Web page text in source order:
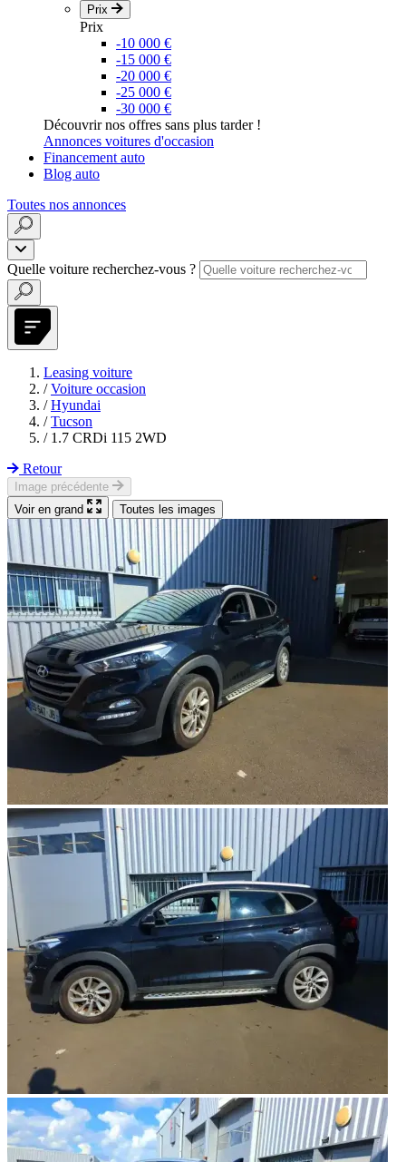
Prix
Prix
-10 000 €
-15 000 €
-20 000 €
-25 000 €
-30 000 €
Découvrir nos offres sans plus tarder !
Annonces voitures d'occasion
Financement auto
Blog auto
Toutes nos annonces
Quelle voiture recherchez-vous ?
Leasing voiture
/ Voiture occasion
/ Hyundai
/ Tucson
/ 1.7 CRDi 115 2WD
Retour
Image précédente
Voir en grand
Toutes les images